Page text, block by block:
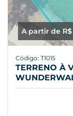
A partir de
Código: T1015
TERRENO À